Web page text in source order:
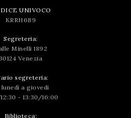
UNIVOCO
KRRH6B9
Segreteria:
Minelli 1892
Venezia
segreteria:
lunedì a giovedì
- 13:30/16:00
Biblioteca: